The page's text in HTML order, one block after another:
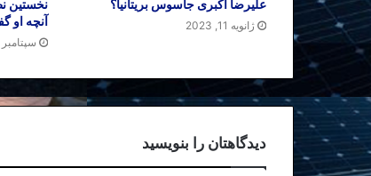
علیرضا اکبری جاسوس بریتانیا؟
ژانویه 11, 2023
نخستین
آنچه او
سپتامبر 21, 2021
دیدگاهتان را بنویسید